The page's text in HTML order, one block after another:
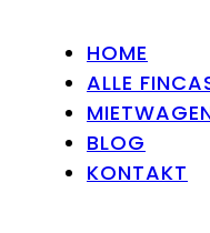
HOME
ALLE
BLOG
KONTAKT